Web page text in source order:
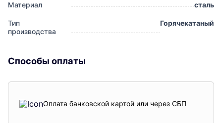
Материал сталь
Тип
производства
Горячекатаный
Способы оплаты
Оплата банковской картой или через СБП